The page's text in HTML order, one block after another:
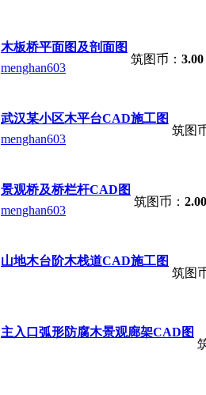
木板桥平面图及剖面图
menghan603
筑图币： 3.00
武汉某小区木平台CAD施工图
menghan603
筑图
景观桥及桥栏杆CAD图
menghan603
筑图币： 2.00
山地木台阶木栈道CAD施工图
筑图
主入口弧形防腐木景观廊架CAD图